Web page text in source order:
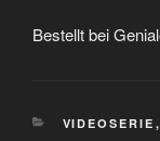
Bestellt bei
KATEGORIEN
VIDEOSERIE ,